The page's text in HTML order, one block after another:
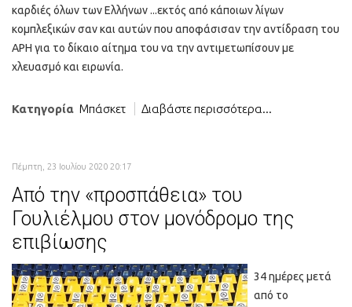
καρδιές όλων των Ελλήνων ...εκτός από κάποιων λίγων
κομπλεξικών σαν και αυτών που αποφάσισαν την αντίδραση του
ΑΡΗ για το δίκαιο αίτημα του να την αντιμετωπίσουν με
χλευασμό και ειρωνία.
Κατηγορία Μπάσκετ Διαβάστε περισσότερα...
Πέμπτη, 23 Ιουλίου 2020 20:17
Από την «προσπάθεια» του
Γουλιέλμου στον μονόδρομο της
επιβίωσης
34 ημέρες μετά
από το